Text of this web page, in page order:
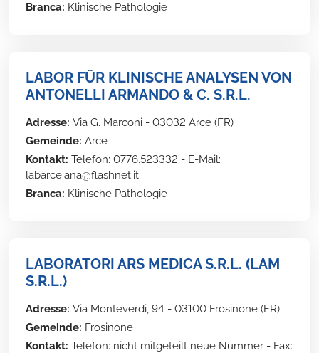
Branca: Klinische Pathologie
LABOR FÜR KLINISCHE ANALYSEN VON
ANTONELLI ARMANDO & C. S.R.L.
Adresse: Via G. Marconi - 03032 Arce (FR)
Gemeinde: Arce
Kontakt: Telefon: 0776.523332 - E-Mail:
labarce.ana@flashnet.it
Branca: Klinische Pathologie
LABORATORI ARS MEDICA S.R.L. (LAM
S.R.L.)
Adresse: Via Monteverdi, 94 - 03100 Frosinone (FR)
Gemeinde: Frosinone
Kontakt: Telefon: nicht mitgeteilt neue Nummer - Fax: